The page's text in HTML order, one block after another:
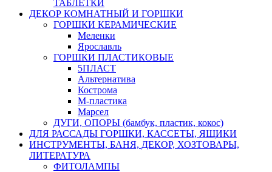
ТАБЛЕТКИ
ДЕКОР КОМНАТНЫЙ И ГОРШКИ
ГОРШКИ КЕРАМИЧЕСКИЕ
Меленки
Ярославль
ГОРШКИ ПЛАСТИКОВЫЕ
5ПЛАСТ
Альтернатива
Кострома
М-пластика
Марсел
ДУГИ, ОПОРЫ (бамбук, пластик, кокос)
ДЛЯ РАССАДЫ ГОРШКИ, КАССЕТЫ, ЯЩИКИ
ИНСТРУМЕНТЫ, БАНЯ, ДЕКОР, ХОЗТОВАРЫ,
ЛИТЕРАТУРА
ФИТОЛАМПЫ